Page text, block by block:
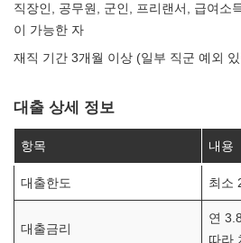
직장인, 공무원, 군인, 프리랜서, 급여소
이 가능한 자
재직 기간 3개월 이상 (일부 직군 예외
대출 상세 정보
항목 내용
대출한도 최소
대출금리
연
따라